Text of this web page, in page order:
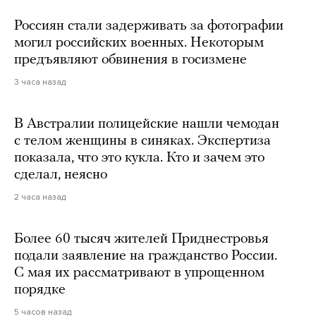
Россиян стали задерживать за фотографии
могил российских военных. Некоторым
предъявляют обвинения в госизмене
3 часа назад
В Австралии полицейские нашли чемодан
с телом женщины в синяках. Экспертиза
показала, что это кукла. Кто и зачем это
сделал, неясно
2 часа назад
Более 60 тысяч жителей Приднестровья
подали заявление на гражданство России.
С мая их рассматривают в упрощенном
порядке
5 часов назад